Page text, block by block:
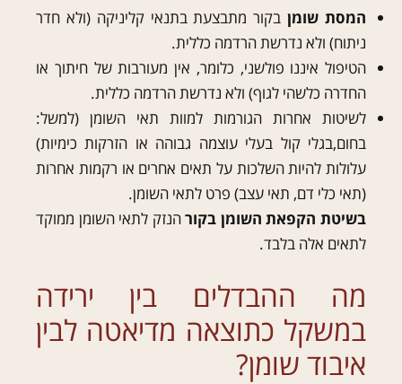
המסת שומןבקור מתבצעת בתנאי קליניקה (ולא חדר
ניתוח) ולא נדרשת הרדמה כללית.
הטיפול איננו פולשני, כלומר, אין מעורבות של חיתוך או
החדרה כלשהי לגוף) ולא נדרשת הרדמה כללית.
לשיטות אחרות הגורמות למוות תאי השומן (למשל:
בחום,בגלי קול בעלי עוצמה גבוהה או הזרקות כימיות)
עלולות להיות השלכות על תאים אחרים או רקמות אחרות
(תאי כלי דם, תאי עצב) פרט לתאי השומן.
בשיטת הקפאת השומן בקורהנזק לתאי השומן ממוקד
לתאים אלה בלבד.
מה ההבדלים בין ירידה
במשקל כתוצאה מדיאטה לבין
איבוד שומן?